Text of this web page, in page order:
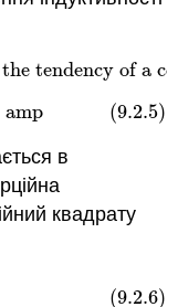
tendency of a
of the tendency
amp (9.2.5)
/1amp
в
квадрату
(9.2.6)